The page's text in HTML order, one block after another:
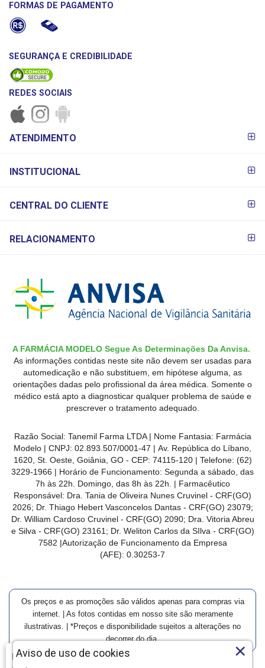
Farmácia Modelo | Goiânia | Entrega Imediata e Clique-
FORMAS DE PAGAMENTO
SEGURANÇA E CREDIBILIDADE
REDES SOCIAIS
PAGAMENTO
ATENDIMENTO
INSTITUCIONAL
CENTRAL DO CLIENTE
RELACIONAMENTO
A FARMÁCIA MODELO Segue As Determinações Da Anvisa.
As informações contidas neste site não devem ser usadas para
automedicação e não substituem, em hipótese alguma, as
orientações dadas pelo profissional da área médica. Somente o
médico está apto a diagnosticar qualquer problema de saúde e
prescrever o tratamento adequado.
Razão Social: Tanemil Farma LTDA | Nome Fantasia: Farmácia
Modelo | CNPJ: 02.893.507/0001-47 | Av. República do Líbano,
1620, St. Oeste, Goiânia, GO - CEP: 74115-120 | Telefone: (62)
3229-1966 | Horário de Funcionamento: Segunda a sábado, das
7h às 22h. Domingo, das 8h às 22h. | Farmacêutico
Responsável: Dra. Tania de Oliveira Nunes Cruvinel - CRF(GO)
2026; Dr. Thiago Hebert Vasconcelos Dantas - CRF(GO) 23079;
Dr. William Cardoso Cruvinel - CRF(GO) 2090; Dra. Vitoria Abreu
e Silva - CRF(GO) 23161; Dr. Weliton Carlos da SIlva - CRF(GO)
7582 |Autorização de Funcionamento da Empresa
(AFE): 0.30253-7
Os preços e as promoções são válidos apenas para compras via
internet. | As fotos contidas em nosso site são meramente
ilustrativas. | *Preços e disponibilidade sujeitos a alterações no
decorrer do dia.
Aviso de uso de cookies ×